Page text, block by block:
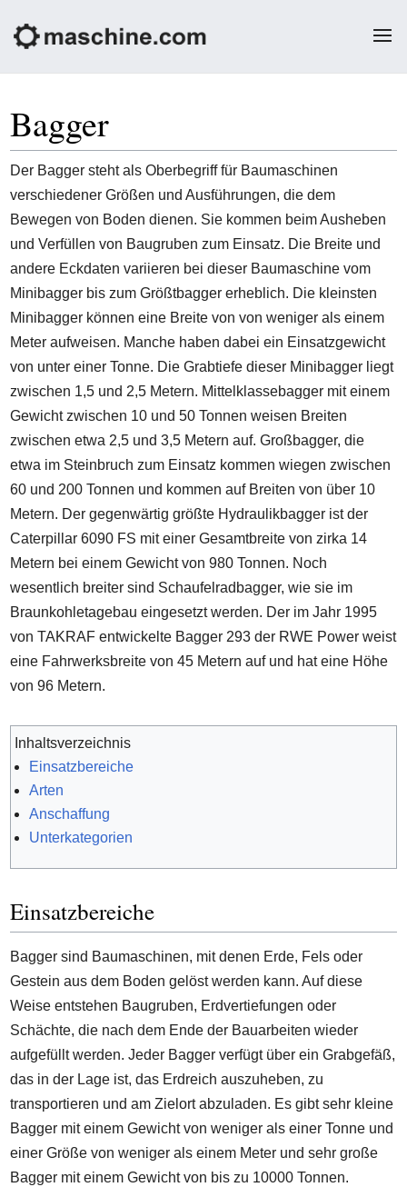
Bagger
Der Bagger steht als Oberbegriff für Baumaschinen
verschiedener Größen und Ausführungen, die dem
Bewegen von Boden dienen. Sie kommen beim Ausheben
und Verfüllen von Baugruben zum Einsatz. Die Breite und
andere Eckdaten variieren bei dieser Baumaschine vom
Minibagger bis zum Größtbagger erheblich. Die kleinsten
Minibagger können eine Breite von von weniger als einem
Meter aufweisen. Manche haben dabei ein Einsatzgewicht
von unter einer Tonne. Die Grabtiefe dieser Minibagger liegt
zwischen 1,5 und 2,5 Metern. Mittelklassebagger mit einem
Gewicht zwischen 10 und 50 Tonnen weisen Breiten
zwischen etwa 2,5 und 3,5 Metern auf. Großbagger, die
etwa im Steinbruch zum Einsatz kommen wiegen zwischen
60 und 200 Tonnen und kommen auf Breiten von über 10
Metern. Der gegenwärtig größte Hydraulikbagger ist der
Caterpillar 6090 FS mit einer Gesamtbreite von zirka 14
Metern bei einem Gewicht von 980 Tonnen. Noch
wesentlich breiter sind Schaufelradbagger, wie sie im
Braunkohletagebau eingesetzt werden. Der im Jahr 1995
von TAKRAF entwickelte Bagger 293 der RWE Power weist
eine Fahrwerksbreite von 45 Metern auf und hat eine Höhe
von 96 Metern.
Inhaltsverzeichnis
Einsatzbereiche
Arten
Anschaffung
Unterkategorien
Einsatzbereiche
Bagger sind Baumaschinen, mit denen Erde, Fels oder
Gestein aus dem Boden gelöst werden kann. Auf diese
Weise entstehen Baugruben, Erdvertiefungen oder
Schächte, die nach dem Ende der Bauarbeiten wieder
aufgefüllt werden. Jeder Bagger verfügt über ein Grabgefäß,
das in der Lage ist, das Erdreich auszuheben, zu
transportieren und am Zielort abzuladen. Es gibt sehr kleine
Bagger mit einem Gewicht von weniger als einer Tonne und
einer Größe von weniger als einem Meter und sehr große
Bagger mit einem Gewicht von bis zu 10000 Tonnen.